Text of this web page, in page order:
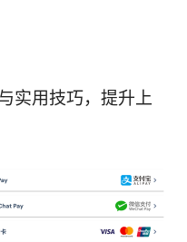
实用技巧，提升上